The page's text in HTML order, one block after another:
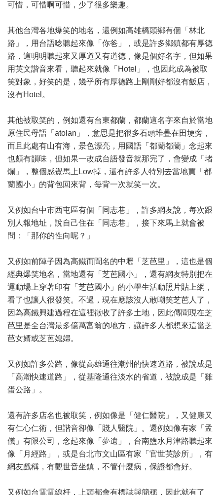
可惜，可惜啊可惜，少了很多樂趣。
其他台灣各地爆笑的地名，還例如高雄橋頭鄉有個「林北
路」，用台語唸聽起來像「你爸」，或是許多鄉鎮都有厚德
路，這明明聽起來又厚道又有道德，像是個好名字，但如果
用英文諧音來看，聽起來就像「Hotel」，也因此成為被取
笑對象，好笑的是，幾乎所有厚德路上剛剛好都沒有飯店，
沒有Hotel。
其他被取笑的，例如還有台東都蘭，都蘭這名字來自於當地
原住民母語「atolan」，意思是把很多石頭堆疊在田埂旁，
而且此處有山有海，景色漂亮，用國語「都蘭都蘭」念起來
也頗有韻味，但如果一改成台語發音就那完了，會變成「堵
爛」，整個感覺馬上Low掉，還有許多人特別去當地買「都
蘭國小」的背包回來背，每背一次就笑一次。
又例如台中市西屯區有個「同志巷」，許多網友說，每次跟
別人報地址，說自己住在「同志巷」，接下來馬上就會被
問：「那你的性向呢？」
又例如前陣子因為高鐵而聞名的中壢「芝芭里」，這也是個
經典爆笑地名，當地還有「芝芭國小」，還有網友特別把在
運動場上穿著印有「芝芭國小」的小學生活動照片貼上網，
看了也讓人很發笑。不過，現在應該沒人敢嘲笑芝芭人了，
因為高鐵興建過程在這裡徵收了許多土地，因此傳聞現在芝
芭里是全台灣最多億萬富翁的地方，讓許多人都想來這當芝
芭女婿或芝芭媳婦。
又例如許多公路，像從高雄通往潮州的快速道路，被說成是
「高潮快速道路」，從基隆通往淡水的省道，被說成是「雞
蛋公路」。
還有許多店名也被取笑，例如像是「健仁醫院」，又健康又
有仁心仁術，但諧音卻像「賤人醫院」。還例如像有家「孟
儀」有限公司，念起來像「夢遺」，台南鹽水月津路聽起來
像「月經路」，或是台北市文山區有家「官世英診所」，有
網友戲稱，有觀世音坐鎮，不管什麼病，保證都會好。
又例如台電電線杆，上頭都會有標誌與簡稱，因此就有了